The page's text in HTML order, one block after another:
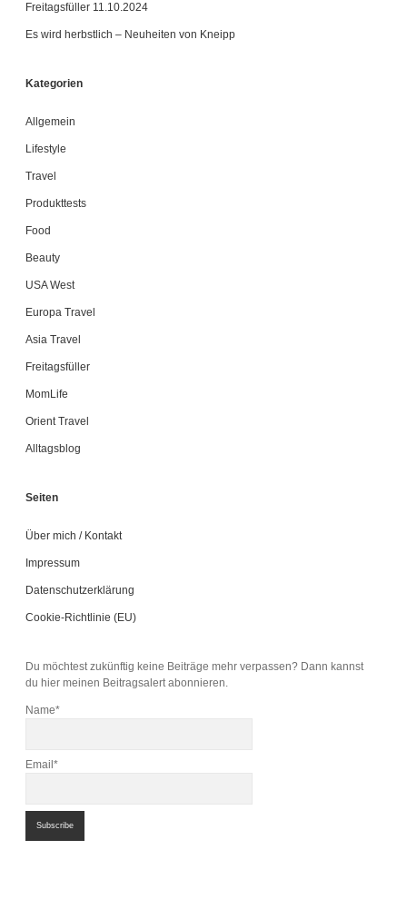
Freitagsfüller 11.10.2024
Es wird herbstlich – Neuheiten von Kneipp
Kategorien
Allgemein
Lifestyle
Travel
Produkttests
Food
Beauty
USA West
Europa Travel
Asia Travel
Freitagsfüller
MomLife
Orient Travel
Alltagsblog
Seiten
Über mich / Kontakt
Impressum
Datenschutzerklärung
Cookie-Richtlinie (EU)
Du möchtest zukünftig keine Beiträge mehr verpassen? Dann kannst
du hier meinen Beitragsalert abonnieren.
Name*
Email*